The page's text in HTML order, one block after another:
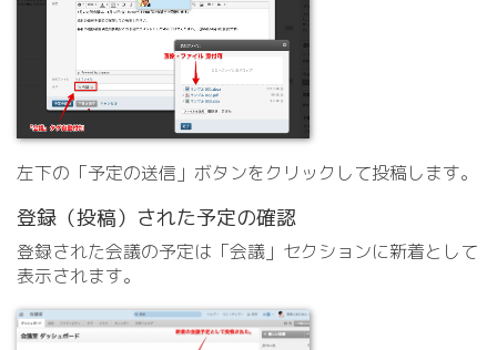
左下の「予定の送信」ボタンをクリックして投稿します。
登録（投稿）された予定の確認
登録された会議の予定は「会議」セクションに新着として
表示されます。